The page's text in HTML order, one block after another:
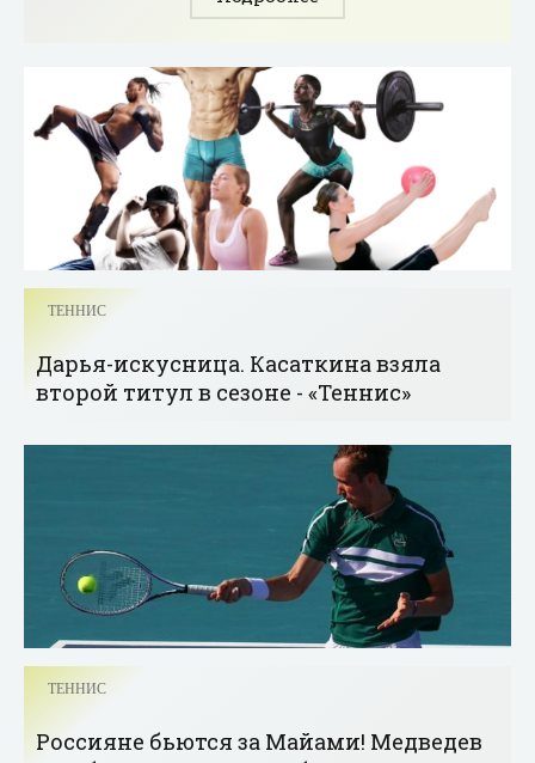
ТЕННИС
Дарья-искусница. Касаткина взяла
второй титул в сезоне - «Теннис»
ТЕННИС
Россияне бьются за Майами! Медведев